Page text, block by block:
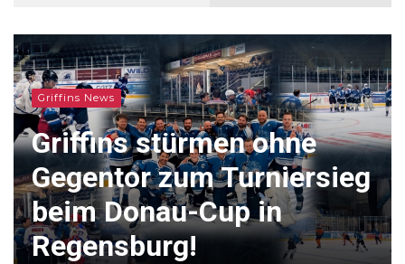
Griffins News
Griffins stürmen ohne
Gegentor zum Turniersieg
beim Donau-Cup in
Regensburg!